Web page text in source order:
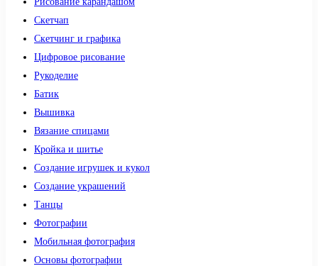
Скетчап
Скетчинг и графика
Цифровое рисование
Рукоделие
Батик
Вышивка
Вязание спицами
Кройка и шитье
Создание игрушек и кукол
Создание украшений
Танцы
Фотографии
Мобильная фотография
Основы фотографии